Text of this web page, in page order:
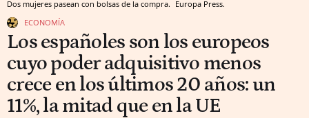
Dos mujeres pasean con bolsas de la compra. Europa Press.
ECONOMÍA
Los españoles son los europeos
cuyo poder adquisitivo menos
crece en los últimos 20 años: un
11%, la mitad que en la UE